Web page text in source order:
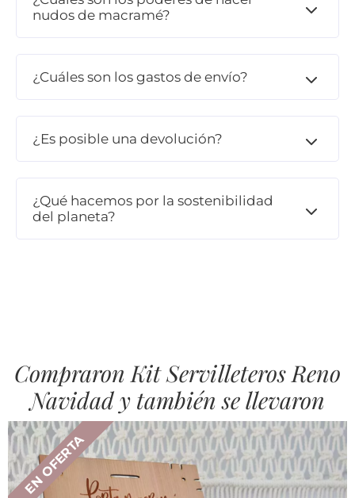
nudos de macramé?
¿Cuáles son los gastos de envío?
¿Es posible una devolución?
¿Qué hacemos por la sostenibilidad
del planeta?
Compraron Kit Servilleteros Reno
Navidad y también se llevaron
EN OFERTA